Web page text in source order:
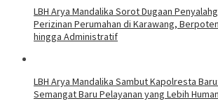
LBH Arya Mandalika Sorot Dugaan
Perizinan Perumahan di Karawang,
hingga Administratif
LBH Arya Mandalika Sambut Kapolresta
Semangat Baru Pelayanan yang Lebih